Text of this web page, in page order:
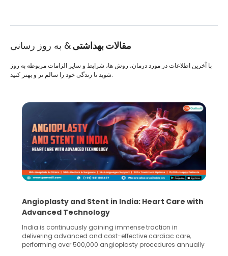
مقالات بهداشتی& به روز رسانی
با آخرین اطلاعات در مورد درمان، روش ها، شرایط و سایر الزامات مربوطه به روز
شوید تا زندگی خود را سالم تر و بهتر کنید.
Angioplasty and Stent in India: Heart Care with
Advanced Technology
India is continuously gaining immense traction in
delivering advanced and cost-effective cardiac care,
performing over 500,000 angioplasty procedures annually